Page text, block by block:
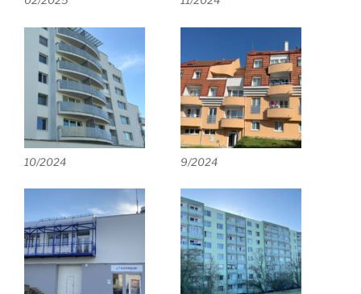
10/2024 9/2024